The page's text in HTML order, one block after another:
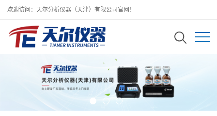
欢迎访问：天尔分析仪器（天津）有限公司官网！